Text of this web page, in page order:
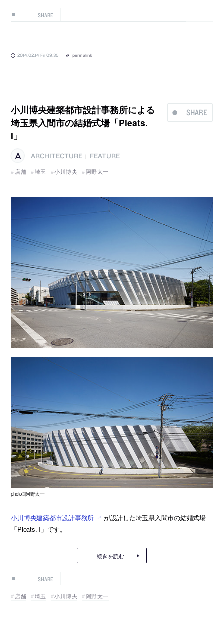
SHARE
2014.02.14 Fri 09:35 permalink
SHARE
小川博央建築都市設計事務所による
埼玉県入間市の結婚式場「Pleats.
I」
ARCHITECTURE
FEATURE
店舗
埼玉 小川博央 阿野太一
photo©阿野太一
小川博央建築都市設計事務所
が設計した埼玉県入間市の結婚式場
「Pleats. I」です。
続きを読む
SHARE
店舗 埼玉 小川博央 阿野太一